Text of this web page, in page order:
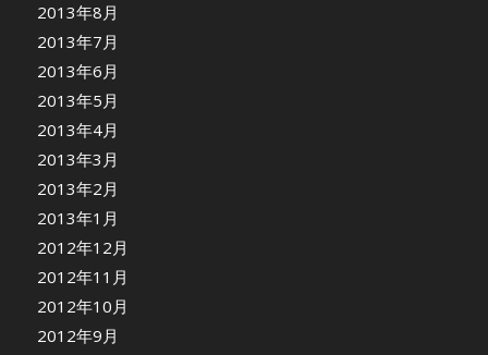
2013年8月
2013年7月
2013年6月
2013年5月
2013年4月
2013年3月
2013年2月
2013年1月
2012年12月
2012年11月
2012年10月
2012年9月